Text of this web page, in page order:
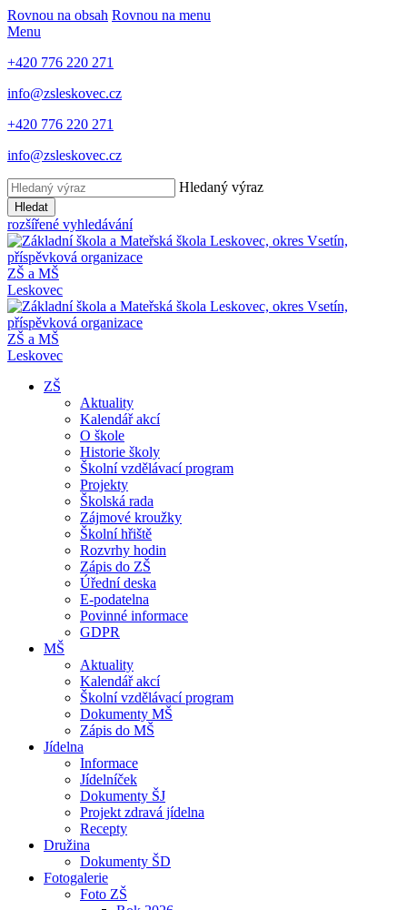
Rovnou na obsah Rovnou na menu
Menu
+420 776 220 271
info@zsleskovec.cz
+420 776 220 271
info@zsleskovec.cz
Hledaný výraz
Hledat
rozšířené vyhledávání
ZŠ a MŠ
Leskovec
ZŠ a MŠ
Leskovec
ZŠ
Aktuality
Kalendář akcí
O škole
Historie školy
Školní vzdělávací program
Projekty
Školská rada
Zájmové kroužky
Školní hřiště
Rozvrhy hodin
Zápis do ZŠ
Úřední deska
E-podatelna
Povinné informace
GDPR
MŠ
Aktuality
Kalendář akcí
Školní vzdělávací program
Dokumenty MŠ
Zápis do MŠ
Jídelna
Informace
Jídelníček
Dokumenty ŠJ
Projekt zdravá jídelna
Recepty
Družina
Dokumenty ŠD
Fotogalerie
Foto ZŠ